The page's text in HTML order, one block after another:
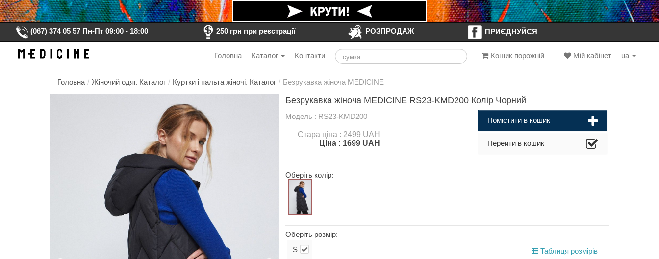
(067) 374 05 57 Пн-Пт 09:00 - 18:00 250 грн при реєстрації РОЗПРОДАЖ ПРИЄДНУЙСЯ
ua
Мій кабінет
Кошик порожній
Головна Каталог Контакти
Головна / Жіночий одяг. Каталог / Куртки і пальта жіночі. Каталог / Безрукавка жіноча MEDICINE
Безрукавка жіноча MEDICINE RS23-KMD200 Колір Чорний
Модель : RS23-KMD200
Стара ціна : 2499 UAH
Ціна : 1699 UAH
Помістити в кошик
Перейти в кошик
Оберіть колір:
Оберіть розмір:
S Таблиця розмірів